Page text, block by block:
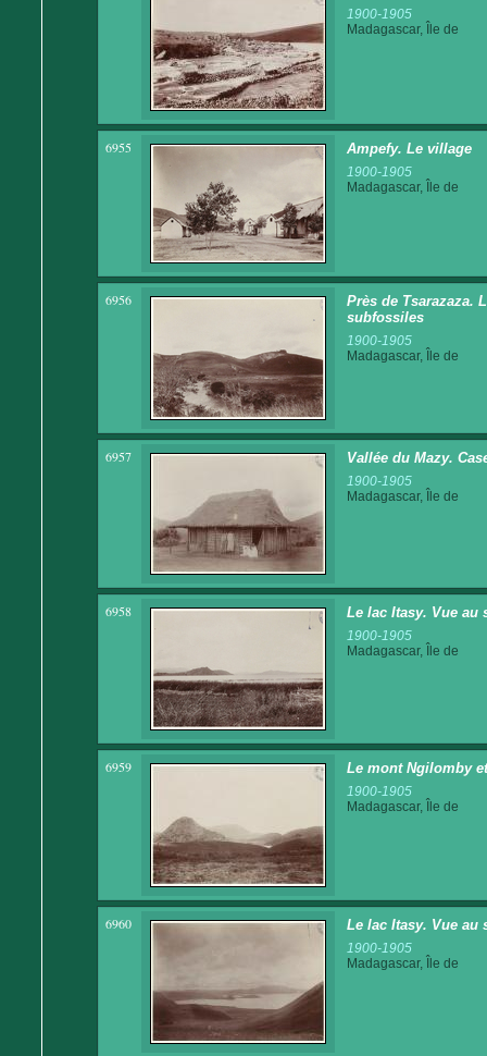
1900-1905
Madagascar, Île de
6955 Ampefy. Le village
1900-1905
Madagascar, Île de
6956
Près de Tsarazaza.
subfossiles
1900-1905
Madagascar, Île de
6957 Vallée du Mazy.
1900-1905
Madagascar, Île de
6958 Le lac Itasy. Vue au
1900-1905
Madagascar, Île de
6959 Le mont Ngilomby
1900-1905
Madagascar, Île de
6960 Le lac Itasy. Vue au
1900-1905
Madagascar, Île de